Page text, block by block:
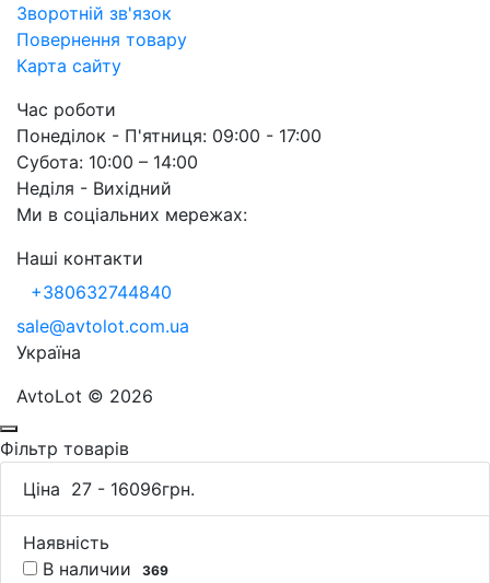
Зворотній зв'язок
Повернення товару
Карта сайту
Час роботи
Понеділок - П'ятниця: 09:00 - 17:00
Субота: 10:00 – 14:00
Неділя - Вихідний
Ми в соціальних мережах:
Наші контакти
+380632744840
sale@avtolot.com.ua
Українa
AvtoLot © 2026
Фільтр товарів
Ціна 27 - 16096грн.
Наявність
В наличии
369